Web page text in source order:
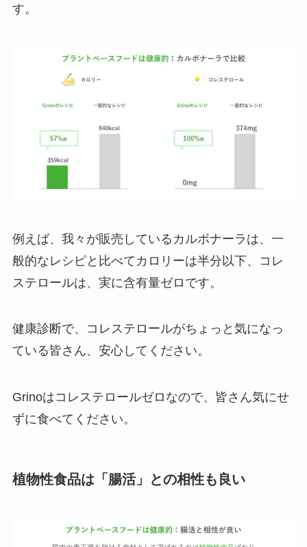
す。
例えば、我々が販売しているカルボナーラは、一
般的なレシピと比べてカロリーは半分以下、コレ
ステロールは、実に含有量ゼロです。
健康診断で、コレステロールがちょっと気になっ
ている皆さん、安心してください。
Grinoはコレステロールゼロなので、皆さん気にせ
ずに食べてください。
植物性食品は「腸活」との相性も良い